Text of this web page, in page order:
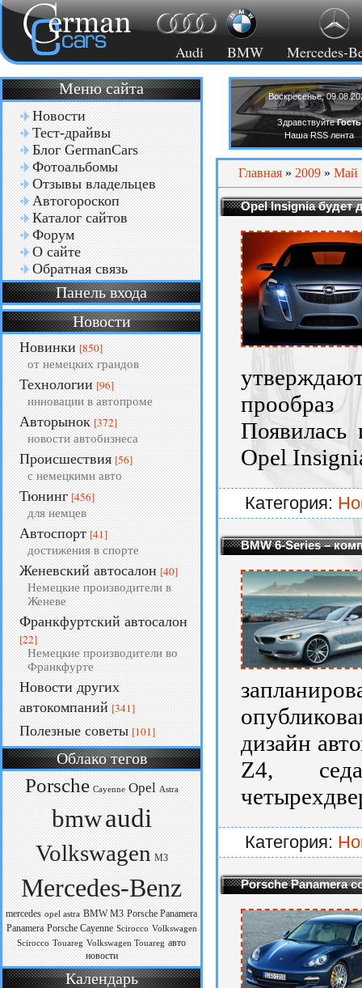
Audi BMW Mercedes-
Меню сайта
Новости
Тест-драйвы
Блог GermanCars
Фотоальбомы
Отзывы владельцев
Автогороскоп
Каталог сайтов
Форум
О сайте
Обратная связь
Панель входа
Новости
Новинки [850]
от немецких грандов
Технологии [96]
инновации в автопроме
Авторынок [372]
новости автобизнеса
Происшествия [56]
с немецкими авто
Тюнинг [456]
для немцев
Автоспорт [41]
достижения в спорте
Женевский автосалон [40]
Немецкие производители в
Женеве
Франкфуртский автосалон
[22]
Немецкие производители во
Франкфурте
Новости других
автокомпаний [341]
Полезные советы [101]
Облако тегов
Porsche Cayenne Opel Astra
bmwaudi
Volkswagen M3
Mercedes-Benz
mercedes opel astra BMW M3 Porsche Panamera
Panamera Porsche Cayenne Scirocco Volkswagen
Scirocco Touareg Volkswagen Touareg авто
новости
Календарь
Воскресенье,
ЗдравствуйтеГость
Наша RSS лента
Главная » 2009 » Май
Opel Insignia будет
Opel
Категория:
BMW 6-Series –
дизайн
Z4,
Категория:
Porsche Panamera